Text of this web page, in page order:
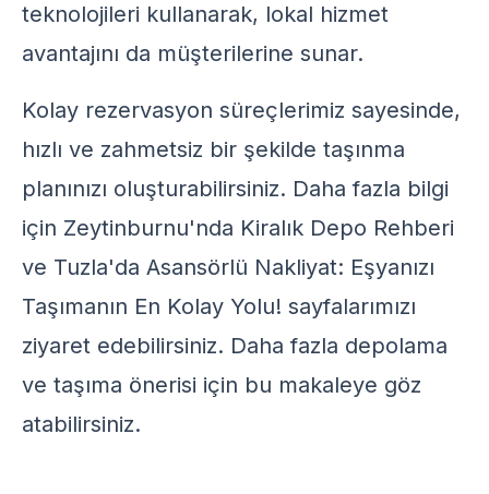
teknolojileri kullanarak, lokal hizmet
avantajını da müşterilerine sunar.
Kolay rezervasyon süreçlerimiz sayesinde,
hızlı ve zahmetsiz bir şekilde taşınma
planınızı oluşturabilirsiniz. Daha fazla bilgi
için Zeytinburnu'nda Kiralık Depo Rehberi
ve Tuzla'da Asansörlü Nakliyat: Eşyanızı
Taşımanın En Kolay Yolu! sayfalarımızı
ziyaret edebilirsiniz. Daha fazla depolama
ve taşıma önerisi için bu makaleye göz
atabilirsiniz.